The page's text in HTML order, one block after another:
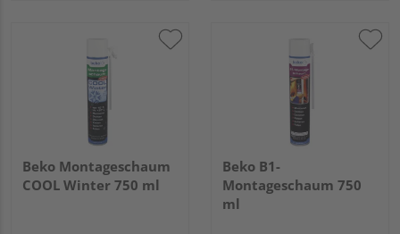
Beko Montageschaum
COOL Winter 750 ml
Beko B1-
Montageschaum 750
ml